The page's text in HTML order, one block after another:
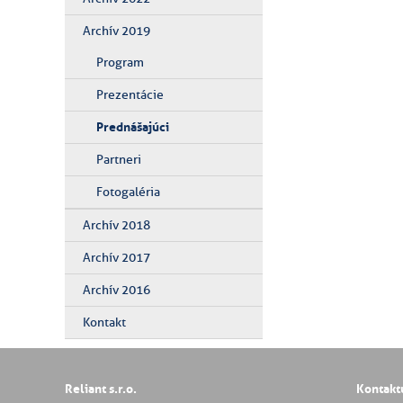
Archív 2019
Program
Prezentácie
Prednášajúci
Partneri
Fotogaléria
Archív 2018
Archív 2017
Archív 2016
Kontakt
Reliant s.r.o.